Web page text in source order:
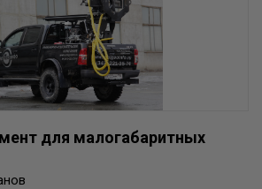
для малогабаритных